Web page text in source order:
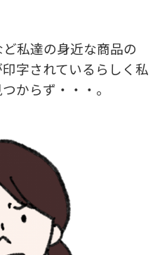
私達の身近な商品の
字されているらしく私
からず・・・。